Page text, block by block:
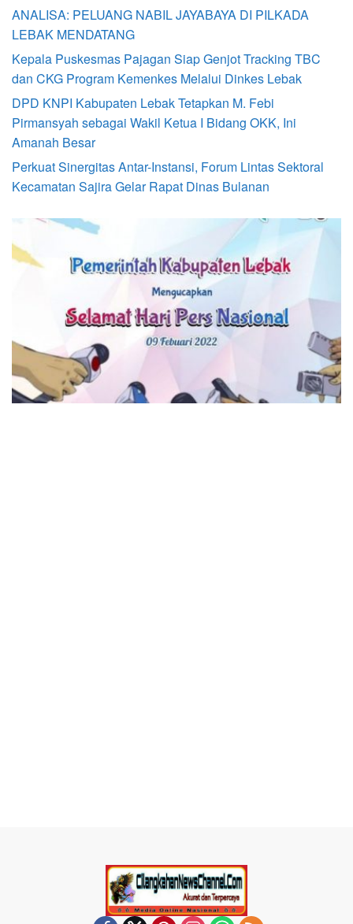
ANALISA: PELUANG NABIL JAYABAYA DI PILKADA
LEBAK MENDATANG
Kepala Puskesmas Pajagan Siap Genjot Tracking TBC
dan CKG Program Kemenkes Melalui Dinkes Lebak
DPD KNPI Kabupaten Lebak Tetapkan M. Febi
Pirmansyah sebagai Wakil Ketua I Bidang OKK, Ini
Amanah Besar
Perkuat Sinergitas Antar-Instansi, Forum Lintas Sektoral
Kecamatan Sajira Gelar Rapat Dinas Bulanan